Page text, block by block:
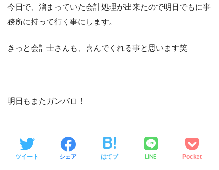
今日で、溜まっていた会計処理が出来たので明日でもに事
務所に持って行く事にします。
きっと会計士さんも、喜んでくれる事と思います笑
明日もまたガンバロ！
ツイート シェア はてブ LINE Pocket